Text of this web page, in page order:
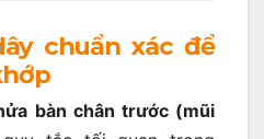
chuẩn xác để
bàn chân trước (mũi